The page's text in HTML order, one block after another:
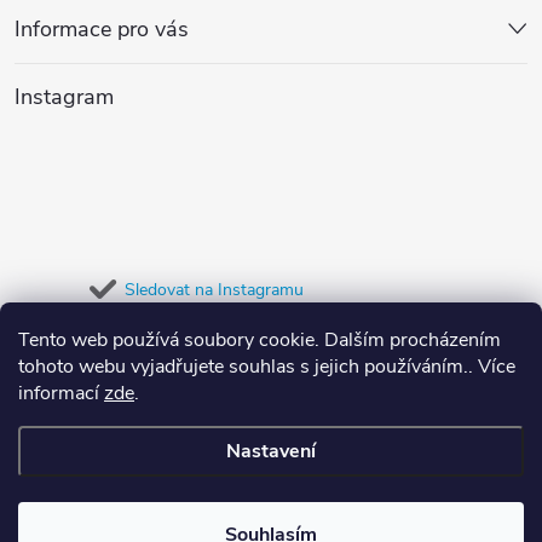
Tento web používá soubory cookie. Dalším procházením
tohoto webu vyjadřujete souhlas s jejich používáním.. Více
informacízde.
Nastavení
Souhlasím
v
k
p
i
s
u
p
a
Informace pro vás
Instagram
Sledovat na Instagramu
Přijímáme online platby
Copyright 2026Dypree. Všechna práva vyhrazena.